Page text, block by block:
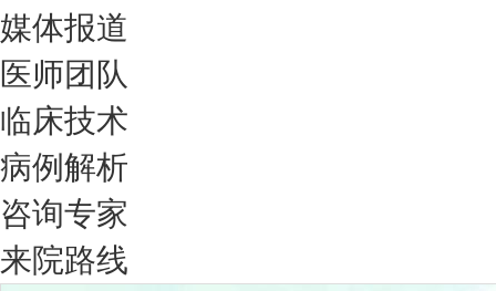
媒体报道
医师团队
临床技术
病例解析
咨询专家
来院路线